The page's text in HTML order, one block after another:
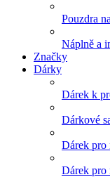
Pouzdra
Náplně a
Značky
Dárky
Dárek k
Dárkové
Dárek pro
Dárek pro